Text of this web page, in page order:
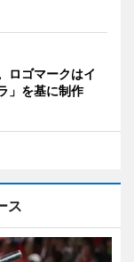
ロゴマークはイ
」を基に制作
ス